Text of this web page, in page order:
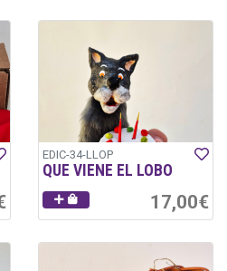
EDIC-34-LLOP
QUE VIENE EL LOBO
17,00€